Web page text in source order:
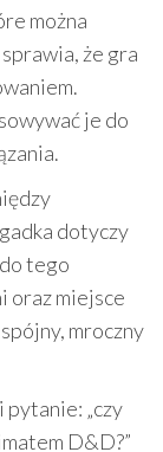
można
że gra
je do
dotyczy
tego
oraz miejsce
mroczny
pytanie: „czy
D&D?”